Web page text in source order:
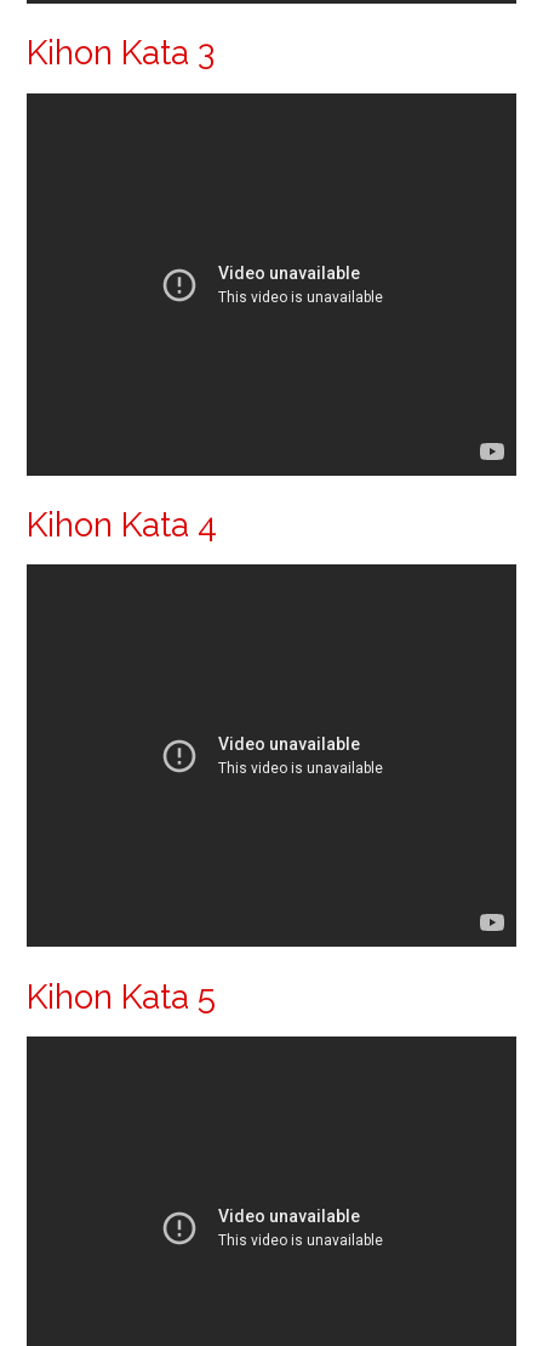
Kihon Kata 3
Kihon Kata 4
Kihon Kata 5